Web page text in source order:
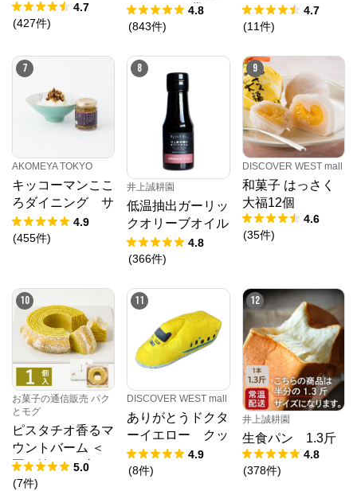
4.7
(427件)
しセット 袋
4.8
(843件)
ストリーム４＆１
4.7
(11件)
7
AKOMEYA TOKYO
キッコーマンここ
ろダイニング サ
クサクしょうゆア
ーモンド ペッパ
4.9
(455件)
8
井上誠耕園
低温抽出ガーリッ
クオリーブオイル
64g
4.8
(366件)
9
DISCOVER WEST mall
和菓子 はっさく
大福12個
4.6
(35件)
10
お菓子の通信販売 パク
とモグ
ピスタチオ香るマ
ウントバーム ＜
夏の輪＞ 1山
5.0
(7件)
11
DISCOVER WEST mall
ありがとうドクタ
ーイエロー クッ
ション
4.9
(8件)
12
井上誠耕園
生食パン 1.3斤
4.8
(378件)